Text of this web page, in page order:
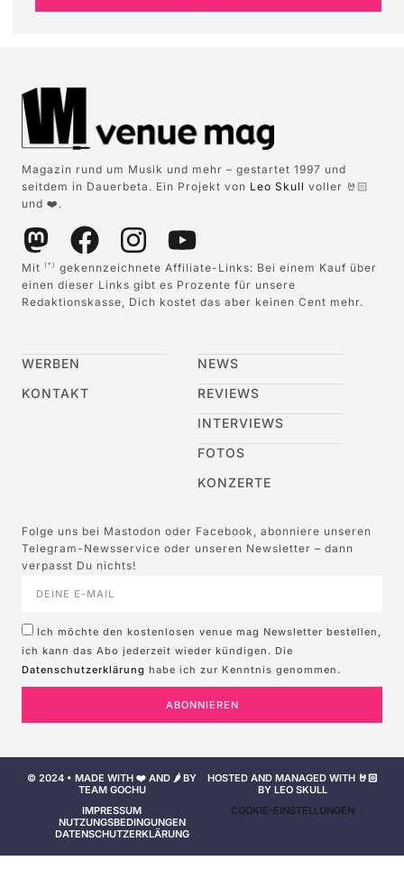
Magazin rund um Musik und mehr – gestartet 1997 und
seitdem in Dauerbeta. Ein Projekt von Leo Skull voller 🤘🏻
und ❤️.
Mit (*)
gekennzeichnete Affiliate-Links: Bei einem Kauf über
einen dieser Links gibt es Prozente für unsere
Redaktionskasse, Dich kostet das aber keinen Cent mehr.
WERBEN
KONTAKT
NEWS
REVIEWS
INTERVIEWS
FOTOS
KONZERTE
Folge uns bei Mastodon oder Facebook, abonniere unseren
Telegram-Newsservice oder unseren Newsletter – dann
verpasst Du nichts!
Ich möchte den kostenlosen venue mag Newsletter bestellen,
ich kann das Abo jederzeit wieder kündigen. Die
Datenschutzerklärung habe ich zur Kenntnis genommen.
ABONNIEREN
© 2024 • MADE WITH ❤️ AND 🌶️ BY
TEAM GOCHU
HOSTED AND MANAGED WITH 🤘🏻
BY LEO SKULL
IMPRESSUM
NUTZUNGSBEDINGUNGEN
DATENSCHUTZERKLÄRUNG
COOKIE-EINSTELLUNGEN